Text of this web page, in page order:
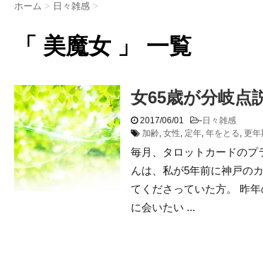
ホーム > 日々雑感 >
「 美魔女 」 一覧
女65歳が分岐点
2017/06/01 -日々雑感
加齢, 女性, 定年, 年をとる, 更年
毎月、タロットカードのプ
んは、私が5年前に神戸の
てくださっていた方。 昨
に会いたい ...